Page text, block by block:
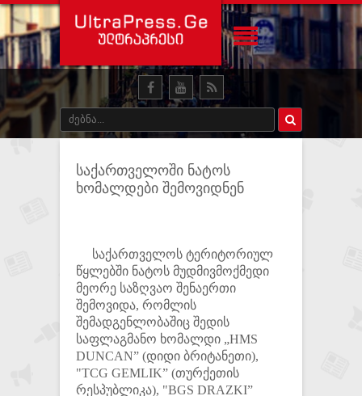
საქართველოში ნატოს
ხომალდები შემოვიდნენ
საქართველოს ტერიტორიულ
წყლებში ნატოს მუდმივმოქმედი
მეორე საზღვაო შენაერთი
შემოვიდა, რომლის
შემადგენლობაშიც შედის
საფლაგმანო ხომალდი „HMS
DUNCAN” (დიდი ბრიტანეთი),
"TCG GEMLIK” (თურქეთის
რესპუბლიკა), "BGS DRAZKI”